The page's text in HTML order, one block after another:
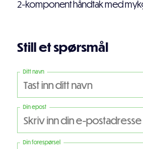
2-komponent håndtak med
Still et spørsmål
Ditt navn
Din epost
Din forespørsel